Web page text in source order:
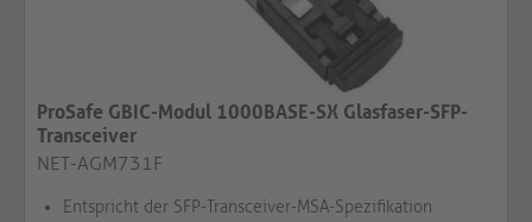
ProSafe GBIC-Modul 1000BASE-SX Glasfaser-SFP-
Transceiver
NET-AGM731F
Entspricht der SFP-Transceiver-MSA-Spezifikation